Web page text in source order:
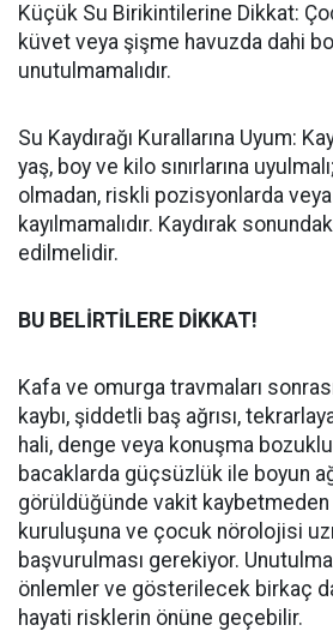
Küçük Su Birikintilerine Dikkat:
küvet veya şişme havuzda dahi
unutulmamalıdır.
Su Kaydırağı Kurallarına Uyum:
yaş, boy ve kilo sınırlarına
olmadan, riskli pozisyonlarda
kayılmamalıdır. Kaydırak
edilmelidir.
BU BELİRTİLERE DİKKAT!
Kafa ve omurga travmaları
kaybı, şiddetli baş ağrısı,
hali, denge veya konuşma
bacaklarda güçsüzlük ile boyun
görüldüğünde vakit kaybetmeden
kuruluşuna ve çocuk nörolojisi
başvurulması gerekiyor.
önlemler ve gösterilecek birkaç
hayati risklerin önüne geçebilir.